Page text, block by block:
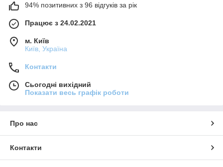
94% позитивних з 96 відгуків за рік
Працює з 24.02.2021
м. Київ
Київ, Україна
Контакти
Сьогодні вихідний
Показати весь графік роботи
Про нас
Контакти